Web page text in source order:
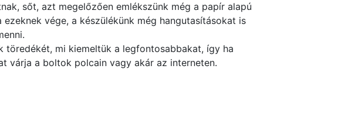
sőt, azt megelőzően emlékszünk még a papír alapú
vége, a készülékünk még hangutasításokat is
töredékét, mi kiemeltük a legfontosabbakat, így ha
várja a boltok polcain vagy akár az interneten.